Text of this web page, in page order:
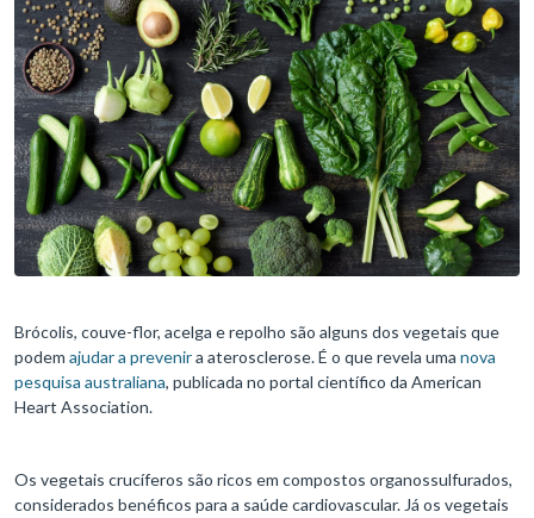
Brócolis, couve-flor, acelga e repolho são alguns dos vegetais que
podem ajudar a prevenira aterosclerose. É o que revela uma nova
pesquisa australiana, publicada no portal científico da American
Heart Association.
Os vegetais crucíferos são ricos em compostos organossulfurados,
considerados benéficos para a saúde cardiovascular. Já os vegetais